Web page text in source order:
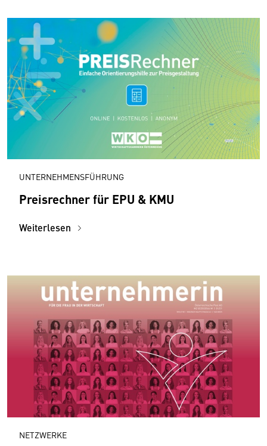
UNTERNEHMENSFÜHRUNG
Preisrechner für EPU & KMU
Weiterlesen
NETZWERKE